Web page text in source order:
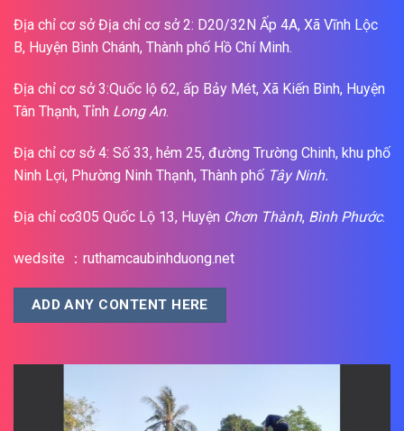
Địa chỉ cơ sở Địa chỉ cơ sở 2: D20/32N Ấp 4A, Xã Vĩnh Lộc
B, Huyện Bình Chánh, Thành phố Hồ Chí Minh.
Địa chỉ cơ sở 3:Quốc lộ 62, ấp Bảy Mét, Xã Kiến Bình, Huyện
Tân Thạnh, Tỉnh Long An.
Địa chỉ cơ sở 4: Số 33, hẻm 25, đường Trường Chinh, khu phố
Ninh Lợi, Phường Ninh Thạnh, Thành phố Tây Ninh.
Địa chỉ cơ305 Quốc Lộ 13, Huyện Chơn Thành, Bình Phước.
wedsite ：ruthamcaubinhduong.net
ADD ANY CONTENT HERE